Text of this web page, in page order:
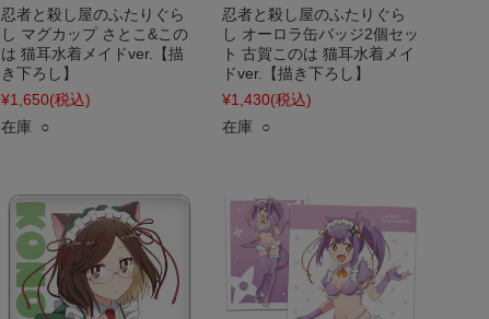
忍者と殺し屋のふたりぐら
し マグカップ さとこ&この
は 猫耳水着メイドver.【描
き下ろし】
¥1,650(税込)
在庫 ○
忍者と殺し屋のふたりぐら
し オーロラ缶バッジ2個セッ
ト 古賀このは 猫耳水着メイ
ドver.【描き下ろし】
¥1,430(税込)
在庫 ○